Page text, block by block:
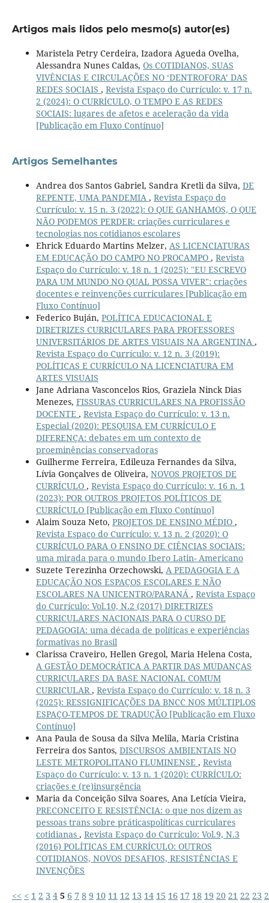
Artigos mais lidos pelo mesmo(s) autor(es)
Maristela Petry Cerdeira, Izadora Agueda Ovelha,
Alessandra Nunes Caldas, Os COTIDIANOS, SUAS
VIVÊNCIAS E CIRCULAÇÕES NO ‘DENTROFORA’ DAS
REDES SOCIAIS , Revista Espaço do Currículo: v. 17 n.
2 (2024): O CURRÍCULO, O TEMPO E AS REDES
SOCIAIS: lugares de afetos e aceleração da vida
[Publicação em Fluxo Contínuo]
Artigos Semelhantes
Andrea dos Santos Gabriel, Sandra Kretli da Silva, DE
REPENTE, UMA PANDEMIA , Revista Espaço do
Currículo: v. 15 n. 3 (2022): O QUE GANHAMOS, O QUE
NÃO PODEMOS PERDER: criações curriculares e
tecnologias nos cotidianos escolares
Ehrick Eduardo Martins Melzer, AS LICENCIATURAS
EM EDUCAÇÃO DO CAMPO NO PROCAMPO , Revista
Espaço do Currículo: v. 18 n. 1 (2025): "EU ESCREVO
PARA UM MUNDO NO QUAL POSSA VIVER": criações
docentes e reinvenções curriculares [Publicação em
Fluxo Contínuo]
Federico Buján, POLÍTICA EDUCACIONAL E
DIRETRIZES CURRICULARES PARA PROFESSORES
UNIVERSITÁRIOS DE ARTES VISUAIS NA ARGENTINA ,
Revista Espaço do Currículo: v. 12 n. 3 (2019):
POLÍTICAS E CURRÍCULO NA LICENCIATURA EM
ARTES VISUAIS
Jane Adriana Vasconcelos Rios, Graziela Ninck Dias
Menezes, FISSURAS CURRICULARES NA PROFISSÃO
DOCENTE , Revista Espaço do Currículo: v. 13 n.
Especial (2020): PESQUISA EM CURRÍCULO E
DIFERENÇA: debates em um contexto de
proeminências conservadoras
Guilherme Ferreira, Edileuza Fernandes da Silva,
Lívia Gonçalves de Oliveira, NOVOS PROJETOS DE
CURRÍCULO , Revista Espaço do Currículo: v. 16 n. 1
(2023): POR OUTROS PROJETOS POLÍTICOS DE
CURRÍCULO [Publicação em Fluxo Contínuo]
Alaim Souza Neto, PROJETOS DE ENSINO MÉDIO ,
Revista Espaço do Currículo: v. 13 n. 2 (2020): O
CURRÍCULO PARA O ENSINO DE CIÊNCIAS SOCIAIS:
uma mirada para o mundo Ibero Latin- Americano
Suzete Terezinha Orzechowski, A PEDAGOGIA E A
EDUCAÇÃO NOS ESPAÇOS ESCOLARES E NÃO
ESCOLARES NA UNICENTRO/PARANÁ , Revista Espaço
do Currículo: Vol.10, N.2 (2017) DIRETRIZES
CURRICULARES NACIONAIS PARA O CURSO DE
PEDAGOGIA: uma década de políticas e experiências
formativas no Brasil
Clarissa Craveiro, Hellen Gregol, Maria Helena Costa,
A GESTÃO DEMOCRÁTICA A PARTIR DAS MUDANÇAS
CURRICULARES DA BASE NACIONAL COMUM
CURRICULAR, Revista Espaço do Currículo: v. 18 n. 3
(2025): RESSIGNIFICAÇÕES DA BNCC NOS MÚLTIPLOS
ESPAÇO-TEMPOS DE TRADUÇÃO [Publicação em Fluxo
Contínuo]
Ana Paula de Sousa da Silva Melila, Maria Cristina
Ferreira dos Santos, DISCURSOS AMBIENTAIS NO
LESTE METROPOLITANO FLUMINENSE , Revista
Espaço do Currículo: v. 13 n. 1 (2020): CURRÍCULO:
criações e (re)insurgência
Maria da Conceição Silva Soares, Ana Letícia Vieira,
PRECONCEITO E RESISTÊNCIA: o que nos dizem as
pessoas trans sobre práticaspolíticas curriculares
cotidianas , Revista Espaço do Currículo: Vol.9, N.3
(2016) POLÍTICAS EM CURRÍCULO: OUTROS
COTIDIANOS, NOVOS DESAFIOS, RESISTÊNCIAS E
INVENÇÕES
<< < 1 2 3 4 5 6 7 8 9 10 11 12 13 14 15 16 17 18 19 20 21 22 23